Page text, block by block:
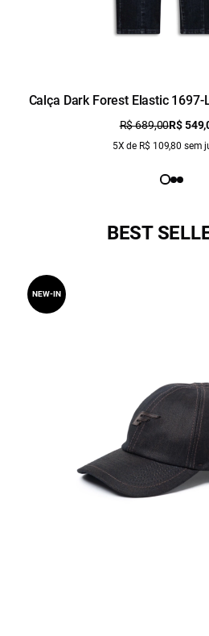
Calça Dark Forest Elastic 1697-
R$ 689,00R$
5X de R$ 109,80 sem
BEST
NEW-IN